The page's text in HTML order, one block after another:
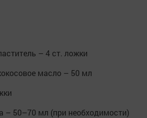
– 4 ст. ложки
масло – 50 мл
– 50–70 мл (при необходимости)